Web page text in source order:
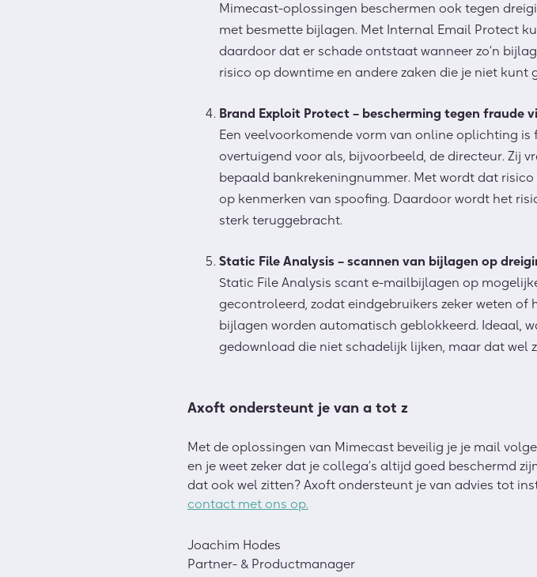
Mimecast-oplossingen beschermen ook tegen
met besmette bijlagen. Met Internal Email Protect
daardoor dat er schade ontstaat wanneer zo’n
risico op downtime en andere zaken die je niet kunt
Brand Exploit Protect – bescherming tegen fraude
Een veelvoorkomende vorm van online oplichting
overtuigend voor als, bijvoorbeeld, de directeur. Zij
bepaald bankrekeningnummer. Met wordt dat
op kenmerken van spoofing. Daardoor wordt het
sterk teruggebracht.
Static File Analysis – scannen van bijlagen op
Static File Analysis scant e-mailbijlagen op
gecontroleerd, zodat eindgebruikers zeker weten
bijlagen worden automatisch geblokkeerd. Ideaal,
gedownload die niet schadelijk lijken, maar dat wel
Axoft ondersteunt je van a tot z
Met de oplossingen van Mimecast beveilig je je mail
en je weet zeker dat je collega’s altijd goed beschermd
dat ook wel zitten? Axoft ondersteunt je van advies tot
contact met ons op.
Joachim Hodes
Partner- & Productmanager